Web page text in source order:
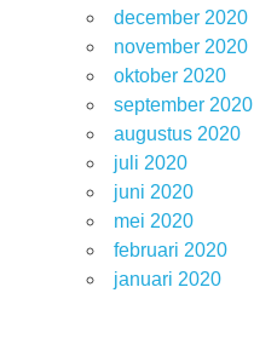
december 2020
november 2020
oktober 2020
september 2020
augustus 2020
juli 2020
juni 2020
mei 2020
februari 2020
januari 2020